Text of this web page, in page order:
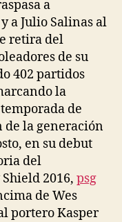
a
a Julio Salinas al
retira del
de su
402 partidos
la
de
de la generación
en su debut
del
2016, psg
de Wes
portero Kasper